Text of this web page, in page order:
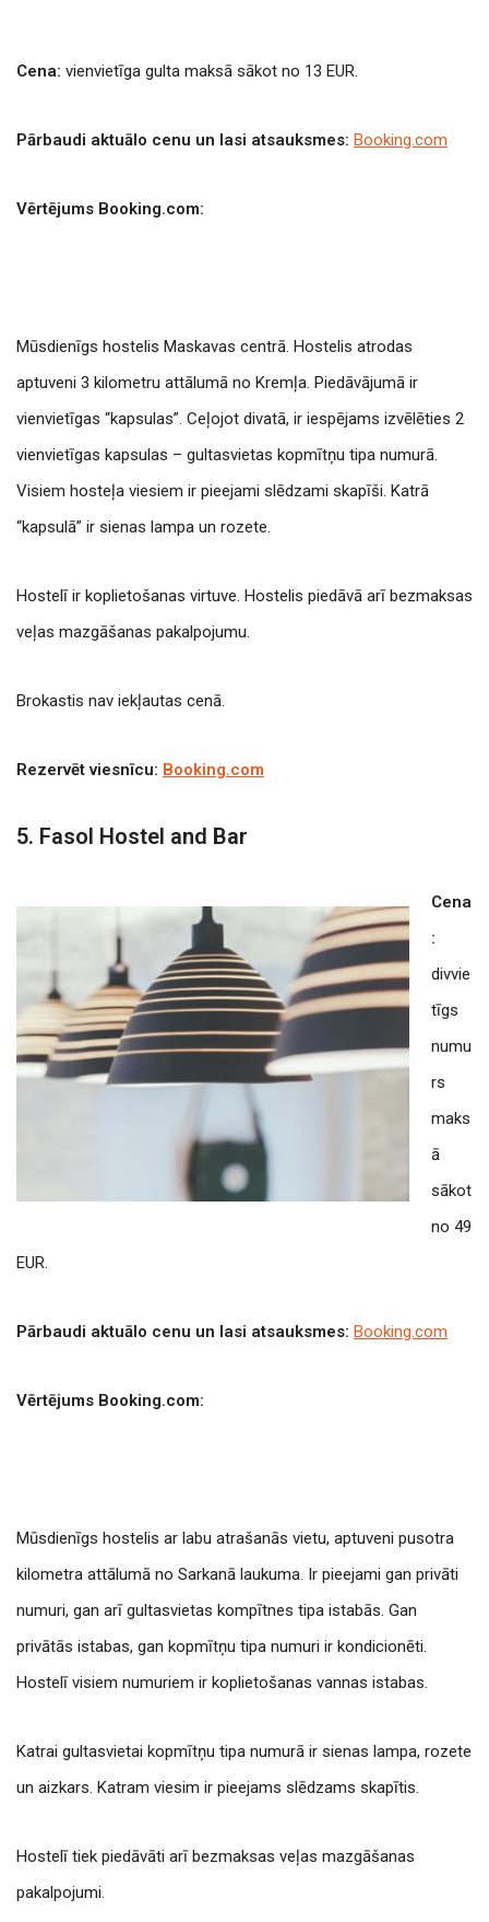
Cena: vienvietīga gulta maksā sākot no 13 EUR.
Pārbaudi aktuālo cenu un lasi atsauksmes: Booking.com
Vērtējums Booking.com:
Mūsdienīgs hostelis Maskavas centrā. Hostelis atrodas
aptuveni 3 kilometru attālumā no Kremļa. Piedāvājumā ir
vienvietīgas “kapsulas”. Ceļojot divatā, ir iespējams izvēlēties 2
vienvietīgas kapsulas – gultasvietas kopmītņu tipa numurā.
Visiem hosteļa viesiem ir pieejami slēdzami skapīši. Katrā
“kapsulā” ir sienas lampa un rozete.
Hostelī ir koplietošanas virtuve. Hostelis piedāvā arī bezmaksas
veļas mazgāšanas pakalpojumu.
Brokastis nav iekļautas cenā.
Rezervēt viesnīcu: Booking.com
5. Fasol Hostel and Bar
Cena
:
divvie
tīgs
numu
rs
maks
ā
sākot
no 49
EUR.
Pārbaudi aktuālo cenu un lasi atsauksmes: Booking.com
Vērtējums Booking.com:
Mūsdienīgs hostelis ar labu atrašanās vietu, aptuveni pusotra
kilometra attālumā no Sarkanā laukuma. Ir pieejami gan privāti
numuri, gan arī gultasvietas kompītnes tipa istabās. Gan
privātās istabas, gan kopmītņu tipa numuri ir kondicionēti.
Hostelī visiem numuriem ir koplietošanas vannas istabas.
Katrai gultasvietai kopmītņu tipa numurā ir sienas lampa, rozete
un aizkars. Katram viesim ir pieejams slēdzams skapītis.
Hostelī tiek piedāvāti arī bezmaksas veļas mazgāšanas
pakalpojumi.